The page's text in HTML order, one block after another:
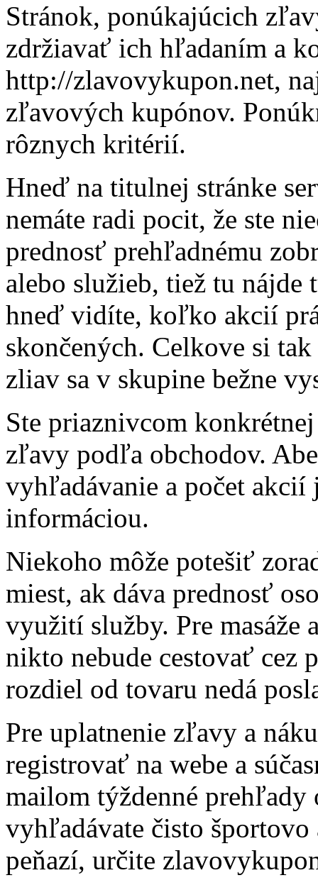
Stránok, ponúkajúcich
zdržiavať ich hľadaním a
http://zlavovykupon.net,
zľavových kupónov.
rôznych kritérií.
Hneď na titulnej stránke
nemáte radi pocit, že ste
prednosť prehľadnému
alebo služieb, tiež tu nájde
hneď vidíte, koľko akcií
skončených. Celkove si
zliav sa v skupine bežne
Ste priaznivcom
zľavy podľa obchodov.
vyhľadávanie a počet
informáciou.
Niekoho môže potešiť
miest, ak dáva prednosť
využití služby. Pre masáže
nikto nebude cestovať cez
rozdiel od tovaru nedá
Pre uplatnenie zľavy a
registrovať na webe a
mailom týždenné
vyhľadávate čisto športovo
peňazí, určite